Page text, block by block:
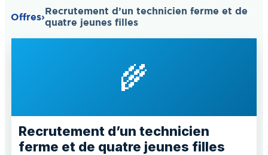
Offres›
Recrutement d’un technicien ferme et de
quatre jeunes filles
🌾
Recrutement d’un technicien
ferme et de quatre jeunes filles